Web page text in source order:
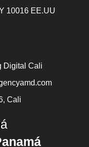
10016 EE.UU
Digital Cali
Cali